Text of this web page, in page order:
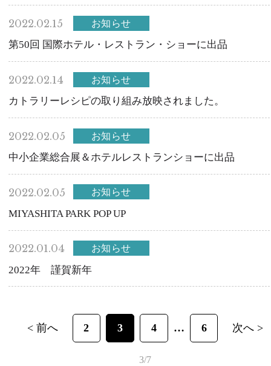
2022.02.15 お知らせ
第50回 国際ホテル・レストラン・ショーに出品
2022.02.14 お知らせ
カトラリーレシピの取り組み放映されました。
2022.02.05 お知らせ
中小企業総合展＆ホテルレストランショーに出品
2022.02.05 お知らせ
MIYASHITA PARK POP UP
2022.01.04 お知らせ
2022年 謹賀新年
< 前へ 2 3 4 6 次へ >
3/7